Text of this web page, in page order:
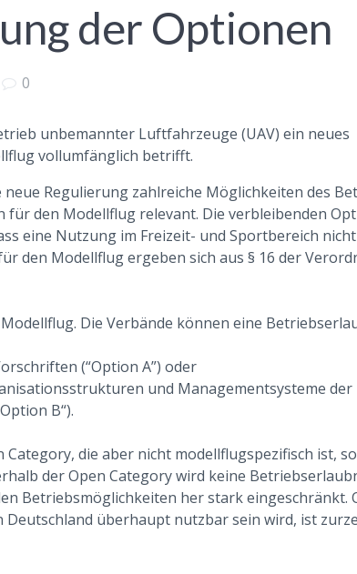
der Optionen
0
unbemannter Luftfahrzeuge (UAV) ein neues
vollumfänglich betrifft.
Regulierung zahlreiche Möglichkeiten des
den Modellflug relevant. Die verbleibenden
eine Nutzung im Freizeit- und Sportbereich nicht
den Modellflug ergeben sich aus § 16 der
Die Verbände können eine
(“Option A”) oder
und Managementsysteme der
B“).
die aber nicht modellflugspezifisch ist,
der Open Category wird keine
Betriebsmöglichkeiten her stark eingeschränkt.
überhaupt nutzbar sein wird, ist